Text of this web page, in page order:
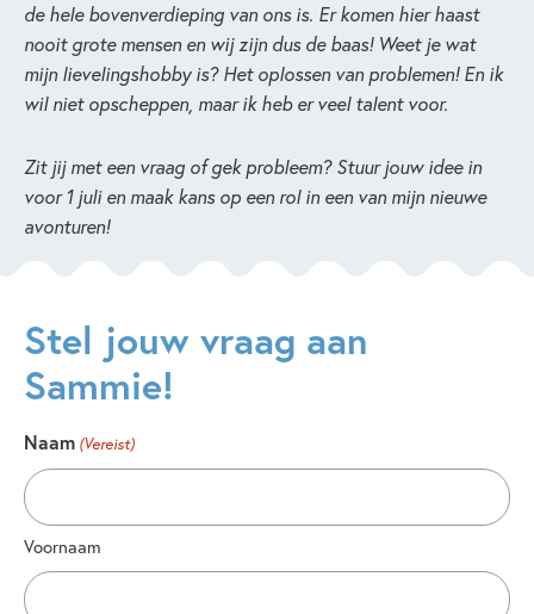
de hele bovenverdieping van ons is. Er komen hier haast
nooit grote mensen en wij zijn dus de baas! Weet je wat
mijn lievelingshobby is? Het oplossen van problemen! En ik
wil niet opscheppen, maar ik heb er veel talent voor.
Zit jij met een vraag of gek probleem? Stuur jouw idee in
voor 1 juli en maak kans op een rol in een van mijn nieuwe
avonturen!
Stel jouw vraag aan
Sammie!
Naam (Vereist)
Voornaam